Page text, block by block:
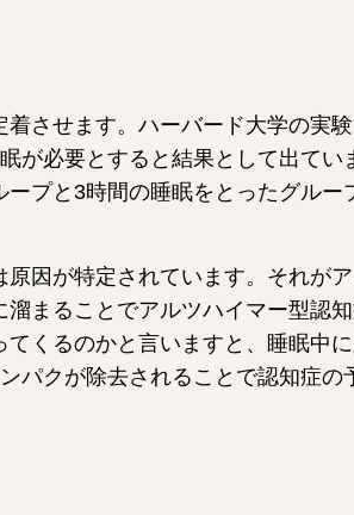
させます。ハーバード大学の実
が必要とすると結果として出てい
プと3時間の睡眠をとったグルー
因が特定されています。それが
まることでアルツハイマー型認
くるのかと言いますと、睡眠中
パクが除去されることで認知症の